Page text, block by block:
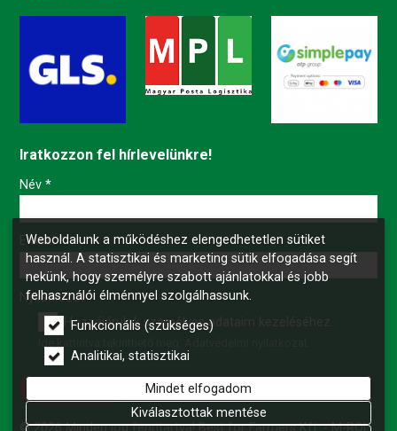
Iratkozzon fel hírlevelünkre!
-
-
-
Név *
E-mail*
Nyilatkozat*
Hozzájárulok személyes adataim kezeléséhez.
© 2026 Minden jog fenntartva! Best for Farmers Kft. - M-ROL
Weboldalunk a működéshez elengedhetetlen sütiket
használ. A statisztikai és marketing sütik elfogadása segít
nekünk, hogy személyre szabott ajánlatokkal és jobb
felhasználói élménnyel szolgálhassunk.
Funkcionális (szükséges)
Analitikai, statisztikai
Mindet elfogadom
Kiválasztottak mentése